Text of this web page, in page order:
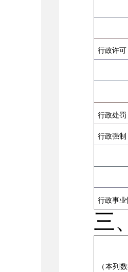
行政许可
行政处罚
行政强制
行政事
三
（本列